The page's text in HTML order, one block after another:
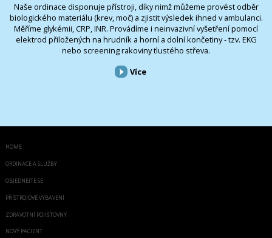
Naše ordinace disponuje přístroji, díky nimž můžeme provést odběr
biologického materiálu (krev, moč) a zjistit výsledek ihned v ambulanci.
Měříme glykémii, CRP, INR. Provádíme i neinvazivní vyšetření pomocí
elektrod přiložených na hrudník a horní a dolní končetiny - tzv. EKG
nebo screening rakoviny tlustého střeva.
Více
HOME
ORDINACE A SLUŽBY
OBJEDNEJTE SE
PŘÍSTROJOVÉ VYBAVENÍ
ZDRAVOTNÍ POJIŠŤOVNY
NOVÝ PACIENT